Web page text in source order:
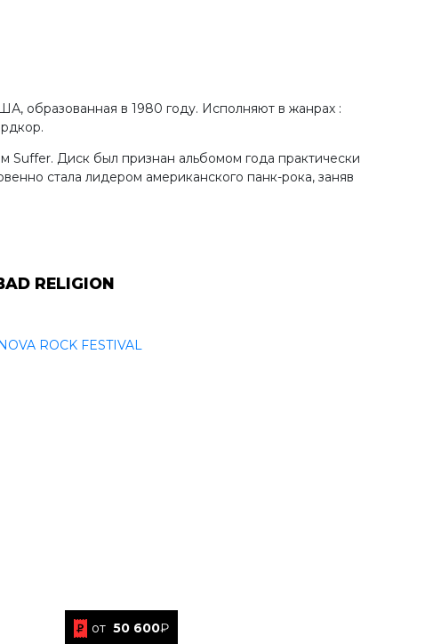
образованная в 1980 году. Исполняют в жанрах :
Suffer. Диск был признан альбомом года практически
стала лидером американского панк-рока, заняв
RELIGION
от 50 600₽